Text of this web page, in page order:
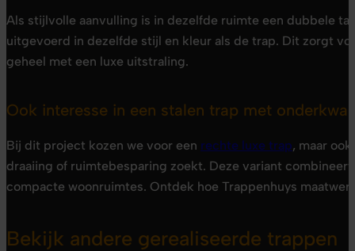
Als stijlvolle aanvulling is in dezelfde ruimte een dubbele
uitgevoerd in dezelfde stijl en kleur als de trap. Dit zorgt
geheel met een luxe uitstraling.
Ook interesse in een stalen trap met
Bij dit project kozen we voor een rechte luxe trap, maar
draaiing of ruimtebesparing zoekt. Deze variant
compacte woonruimtes. Ontdek hoe Trappenhuys
Bekijk andere gerealiseerde trappen